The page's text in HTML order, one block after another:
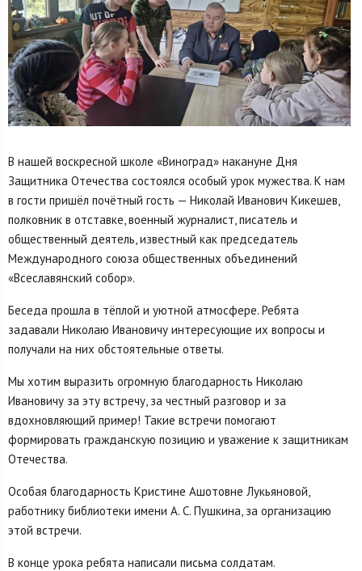
В нашей воскресной школе «Виноград» накануне Дня
Защитника Отечества состоялся особый урок мужества. К нам
в гости пришёл почётный гость — Николай Иванович Кикешев,
полковник в отставке, военный журналист, писатель и
общественный деятель, известный как председатель
Международного союза общественных объединений
«Всеславянский собор».
Беседа прошла в тёплой и уютной атмосфере. Ребята
задавали Николаю Ивановичу интересующие их вопросы и
получали на них обстоятельные ответы.
Мы хотим выразить огромную благодарность Николаю
Ивановичу за эту встречу, за честный разговор и за
вдохновляющий пример! Такие встречи помогают
формировать гражданскую позицию и уважение к защитникам
Отечества.
Особая благодарность Кристине Ашотовне Лукьяновой,
работнику библиотеки имени А. С. Пушкина, за организацию
этой встречи.
В конце урока ребята написали письма солдатам.